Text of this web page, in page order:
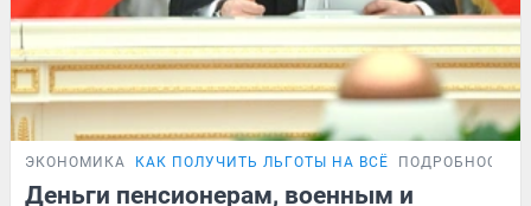
ЭКОНОМИКА КАК ПОЛУЧИТЬ ЛЬГОТЫ НА ВСЁ ПОДРОБНОСТИ
Деньги пенсионерам, военным и